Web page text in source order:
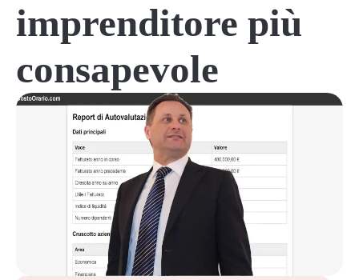
imprenditore più
consapevole